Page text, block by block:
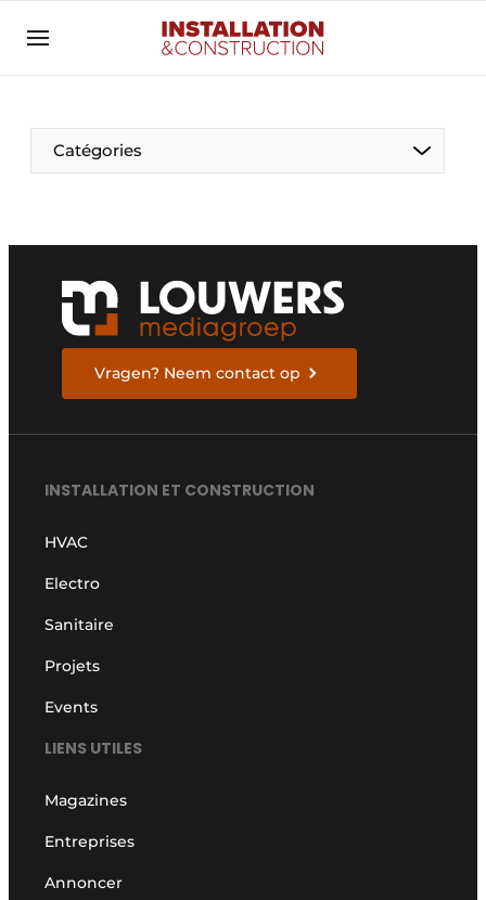
Contact
Contact direct
Enregistrer une offre d’emploi
EntreprisesMerci de votre inscription
S’inscrire
Home
Newsletter
Podcasts
S’inscrire
Termes et conditions
Video’s
Catégories
ÉlectricitéVragen? Neem contact op
INSTALLATION ET CONSTRUCTION
HVAC
Electro
Sanitaire
Projets
Events
LIENS UTILES
Magazines
Entreprises
Annoncer